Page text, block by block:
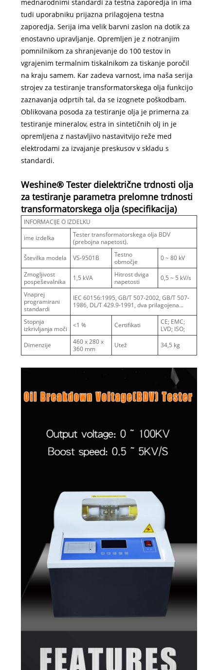
mednarodnimi standardi za testna zaporedja in ima
tudi uporabniku prijazna prilagojena testna
zaporedja. Serija ima velik barvni zaslon na dotik za
enostavno upravljanje. Opremljen je z notranjim
pomnilnikom za shranjevanje do 100 testov in
vgrajenim termalnim tiskalnikom za tiskanje poročil
na kraju samem. Kar zadeva varnost, ima naša serija
strojev za testiranje transformatorskega olja funkcijo
zaznavanja odprtih tal, da se izognete poškodbam.
Oblikovana posoda za testiranje olja je primerna za
testiranje mineralov, estra in sintetičnih olj in je
opremljena z nastavljivo nastavitvijo reže med
elektrodami za izvajanje preskusov v skladu s
standardi.
Weshine® Tester dielektrične trdnosti olja
za testiranje parametra prelomne trdnosti
transformatorskega olja (specifikacija)
INFORMACIJE O IZDELKU
ime izdelka
Tester transformatorskega olja BDV
(prebojna napetost).
Številka modela
VS-9501B
Testno
območje
0 ~ 80 kV
Zmogljivost
pospeševalnika
1,5 kVA
Hitrost dviga
napetosti
0,5 ~ 5 kV/s
Vnaprej
programirani
standardi
IEC 60156:1995, GB/T 507-2002, GB/T 507-
1986, DL/T 429.9-1991, dva prilagojena...
Stopnja
izkrivljanja moči
<1 % Certifikati
CE; EMC;
LVD; ISO;
Dimenzije
460 x 280 x
360 mm
Utež 34,5 kg